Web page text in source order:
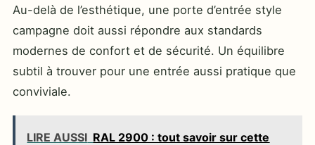
Au-delà de l’esthétique, une porte d’entrée style
campagne doit aussi répondre aux standards
modernes de confort et de sécurité. Un équilibre
subtil à trouver pour une entrée aussi pratique que
conviviale.
LIRE AUSSI RAL 2900 : tout savoir sur cette